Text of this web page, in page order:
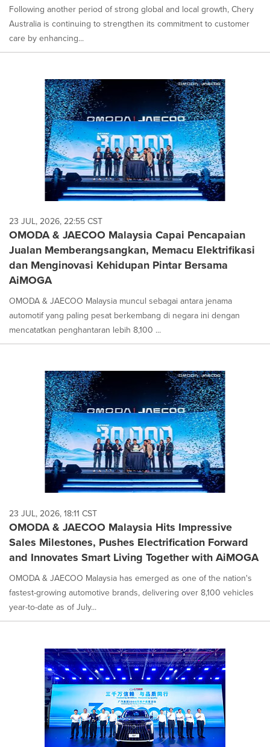
Following another period of strong global and local growth, Chery
Australia is continuing to strengthen its commitment to customer
care by enhancing...
23 JUL, 2026, 22:55 CST
OMODA & JAECOO Malaysia Capai Pencapaian
Jualan Memberangsangkan, Memacu Elektrifikasi
dan Menginovasi Kehidupan Pintar Bersama
AiMOGA
OMODA & JAECOO Malaysia muncul sebagai antara jenama
automotif yang paling pesat berkembang di negara ini dengan
mencatatkan penghantaran lebih 8,100 ...
23 JUL, 2026, 18:11 CST
OMODA & JAECOO Malaysia Hits Impressive
Sales Milestones, Pushes Electrification Forward
and Innovates Smart Living Together with AiMOGA
OMODA & JAECOO Malaysia has emerged as one of the nation's
fastest-growing automotive brands, delivering over 8,100 vehicles
year-to-date as of July...